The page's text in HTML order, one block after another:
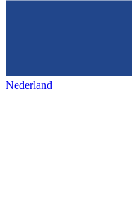
Nederland